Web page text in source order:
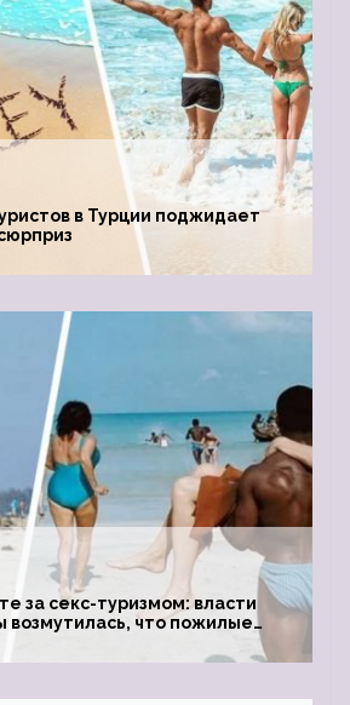
в Турции поджидает
за секс-туризмом: власти
возмутилась, что пожилые
едут к ним, чтобы
молодыми любовниками